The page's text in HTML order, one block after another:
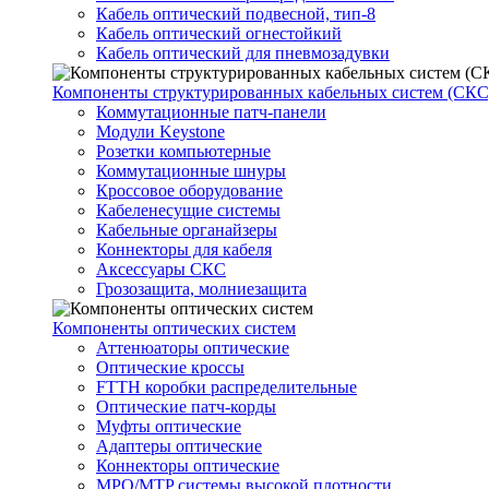
Кабель оптический подвесной, тип-8
Кабель оптический огнестойкий
Кабель оптический для пневмозадувки
Компоненты структурированных кабельных систем
Коммутационные патч-панели
Модули Keystone
Розетки компьютерные
Коммутационные шнуры
Кроссовое оборудование
Кабеленесущие системы
Кабельные органайзеры
Коннекторы для кабеля
Аксессуары СКС
Грозозащита, молниезащита
Компоненты оптических систем
Аттенюаторы оптические
Оптические кроссы
FTTH коробки распределительные
Оптические патч-корды
Муфты оптические
Адаптеры оптические
Коннекторы оптические
MPO/MTP системы высокой плотности